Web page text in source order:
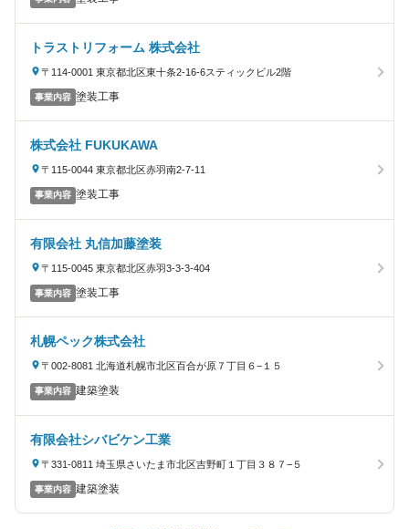
トラストリフォーム 株式会社
〒114-0001 東京都北区東十条2-16-6スティックビル2階
事業内容 塗装工事
株式会社 FUKUKAWA
〒115-0044 東京都北区赤羽南2-7-11
事業内容 塗装工事
有限会社 丸信加藤塗装
〒115-0045 東京都北区赤羽3-3-3-404
事業内容 塗装工事
札幌ペック株式会社
〒002-8081 北海道札幌市北区百合が原７丁目６−１５
事業内容 建築塗装
有限会社シバビケン工業
〒331-0811 埼玉県さいたま市北区吉野町１丁目３８７−５
事業内容 建築塗装